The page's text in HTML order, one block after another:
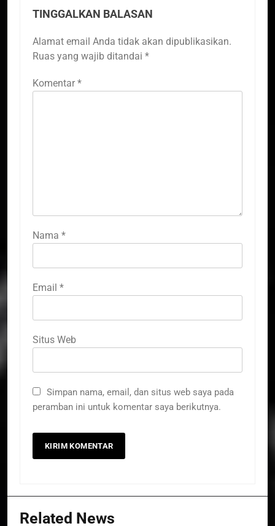
TINGGALKAN BALASAN
Alamat email Anda tidak akan dipublikasikan.
Ruas yang wajib ditandai *
Komentar *
Nama *
Email *
Situs Web
Simpan nama, email, dan situs web saya pada
peramban ini untuk komentar saya berikutnya.
Related News